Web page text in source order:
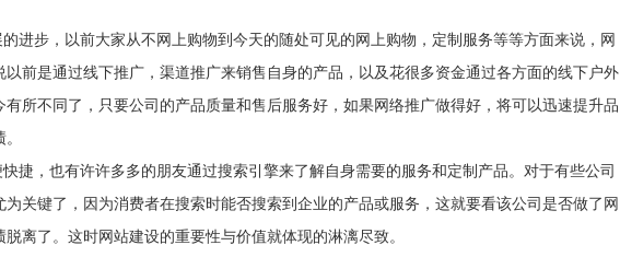
进步，以前大家从不网上购物到今天的随处可见的网上购物，定制服务等等方面来说，网
前是通过线下推广，渠道推广来销售自身的产品，以及花很多资金通过各方面的线下户外
所不同了，只要公司的产品质量和售后服务好，如果网络推广做得好，将可以迅速提升品
捷，也有许许多多的朋友通过搜索引擎来了解自身需要的服务和定制产品。对于有些公司
关键了，因为消费者在搜索时能否搜索到企业的产品或服务，这就要看该公司是否做了网
离了。这时网站建设的重要性与价值就体现的淋漓尽致。